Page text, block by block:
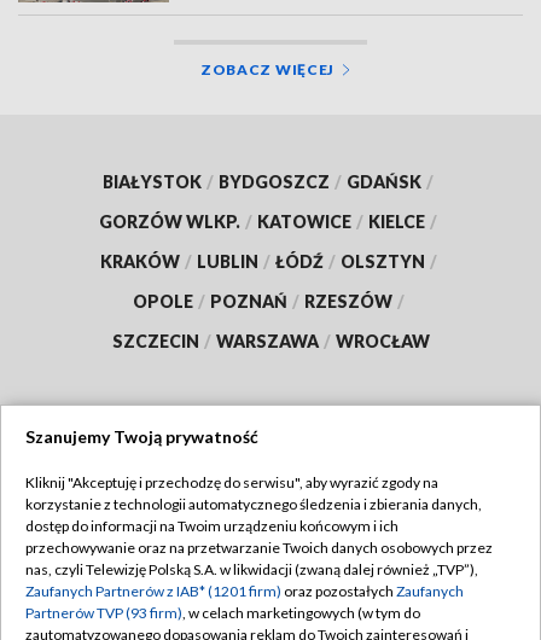
ZOBACZ WIĘCEJ
BIAŁYSTOK / BYDGOSZCZ / GDAŃSK /
GORZÓW WLKP. / KATOWICE / KIELCE /
KRAKÓW / LUBLIN / ŁÓDŹ / OLSZTYN /
OPOLE / POZNAŃ / RZESZÓW /
SZCZECIN / WARSZAWA / WROCŁAW
TVP
Abonament TVP
Emisja w TVP
Centrum informacji TVP
Regulamin TVP
Polityka prywatności
Moje zgody
Szanujemy Twoją prywatność
Kliknij "Akceptuję i przechodzę do serwisu", aby wyrazić zgody na
korzystanie z technologii automatycznego śledzenia i zbierania danych,
dostęp do informacji na Twoim urządzeniu końcowym i ich
przechowywanie oraz na przetwarzanie Twoich danych osobowych przez
nas, czyli Telewizję Polską S.A. w likwidacji (zwaną dalej również „TVP”),
Zaufanych Partnerów z IAB* (1201 firm) oraz pozostałych Zaufanych
Partnerów TVP (93 firm), w celach marketingowych (w tym do
zautomatyzowanego dopasowania reklam do Twoich zainteresowań i